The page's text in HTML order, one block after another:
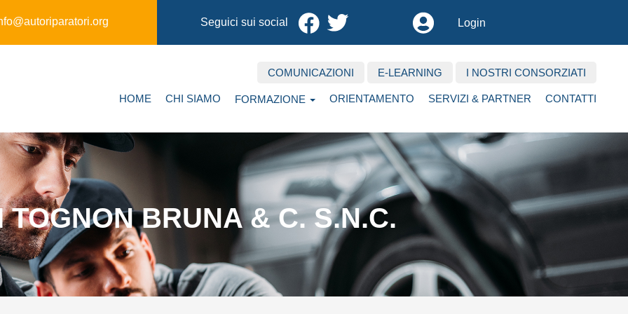
Seguici sui social
User
account
menu
Login
navigation
COMUNICAZIONI E-LEARNING I NOSTRI CONSORZIATI
Main
HOME CHI SIAMO FORMAZIONE ORIENTAMENTO SERVIZI & PARTNER CONTATTI
TOGNON BRUNA & C. S.N.C.